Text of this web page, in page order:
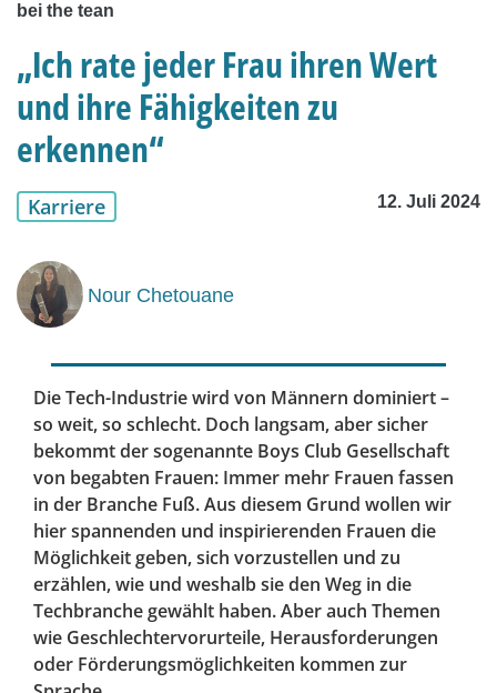
bei the tean
„Ich rate jeder Frau ihren Wert
und ihre Fähigkeiten zu
erkennen“
Karriere 12. Juli 2024
Nour Chetouane
Die Tech-Industrie wird von Männern dominiert –
so weit, so schlecht. Doch langsam, aber sicher
bekommt der sogenannte Boys Club Gesellschaft
von begabten Frauen: Immer mehr Frauen fassen
in der Branche Fuß. Aus diesem Grund wollen wir
hier spannenden und inspirierenden Frauen die
Möglichkeit geben, sich vorzustellen und zu
erzählen, wie und weshalb sie den Weg in die
Techbranche gewählt haben. Aber auch Themen
wie Geschlechtervorurteile, Herausforderungen
oder Förderungsmöglichkeiten kommen zur